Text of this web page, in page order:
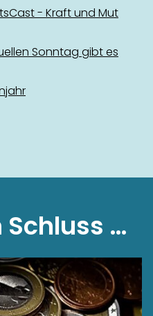
- Kraft und Mut
Sonntag gibt es
…